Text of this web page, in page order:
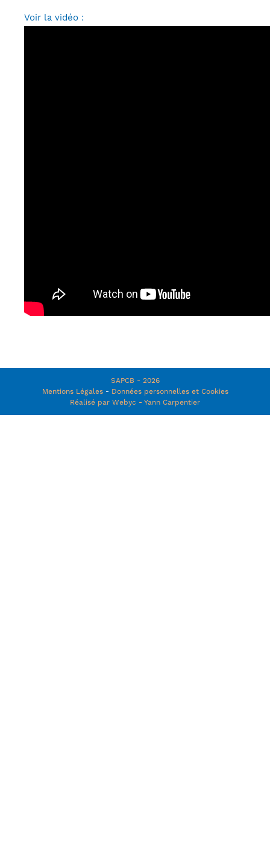
Voir la vidéo :
SAPCB - 2026
Mentions Légales- Données personnelles et Cookies
Réalisé par Webyc - Yann Carpentier